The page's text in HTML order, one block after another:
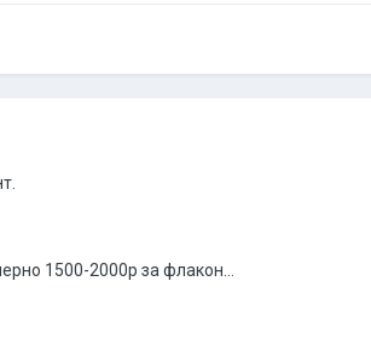
1500-2000р за флакон...